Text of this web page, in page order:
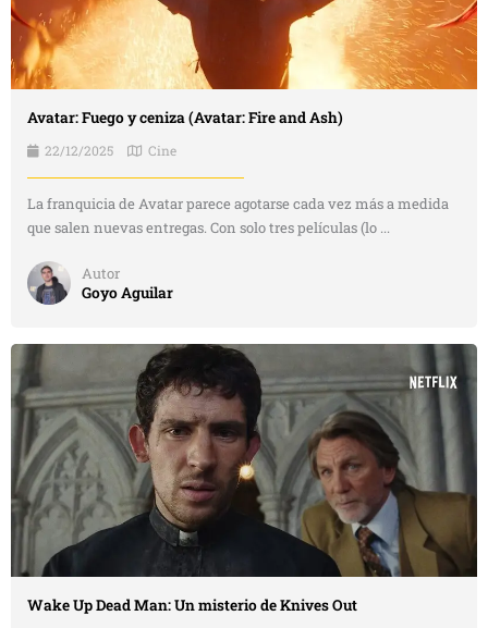
Avatar: Fuego y ceniza (Avatar: Fire and Ash)
22/12/2025 Cine
La franquicia de Avatar parece agotarse cada vez más a medida
que salen nuevas entregas. Con solo tres películas (lo ...
Autor
Goyo Aguilar
Wake Up Dead Man: Un misterio de Knives Out